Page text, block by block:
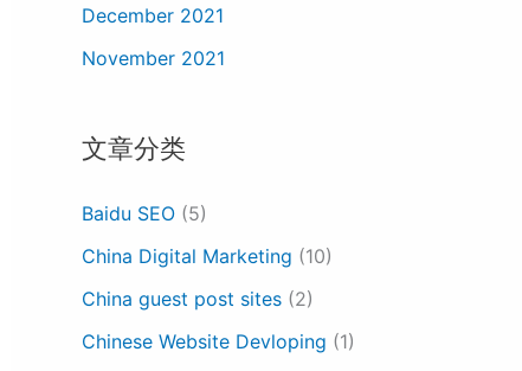
December 2021
November 2021
文章分类
Baidu SEO (5)
China Digital Marketing (10)
China guest post sites (2)
Chinese Website Devloping (1)